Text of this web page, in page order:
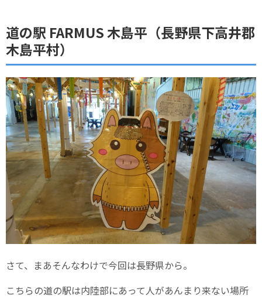
道の駅 FARMUS 木島平（長野県下高井郡
木島平村）
さて、まあそんなわけで今回は長野県から。
こちらの道の駅は内陸部にあって人があんまり来ない場所